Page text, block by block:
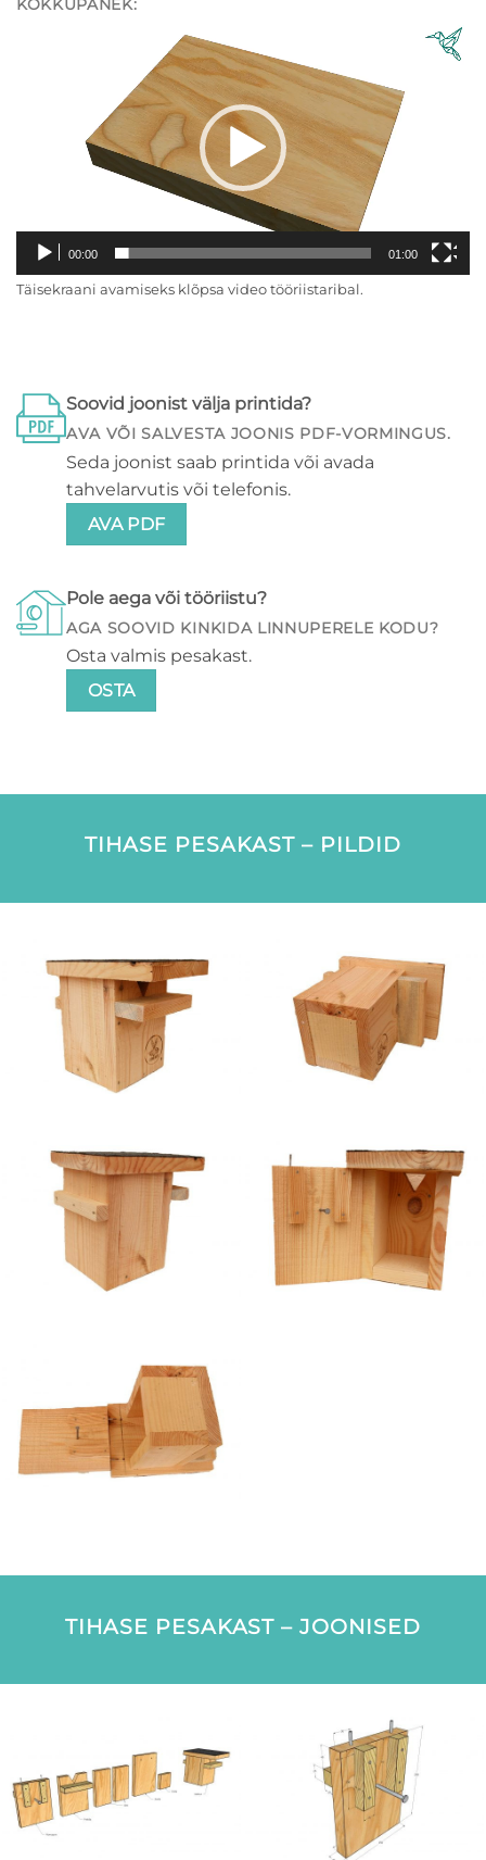
KOKKUPANEK:
00:00 01:00
Täisekraani avamiseks klõpsa video tööriistaribal.
Soovid joonist välja printida?
AVA VÕI SALVESTA JOONIS PDF-VORMINGUS.
Seda joonist saab printida või avada
tahvelarvutis või telefonis.
AVA PDF
Pole aega või tööriistu?
AGA SOOVID KINKIDA LINNUPERELE KODU?
Osta valmis pesakast.
OSTA
TIHASE PESAKAST – PILDID
TIHASE PESAKAST – JOONISED